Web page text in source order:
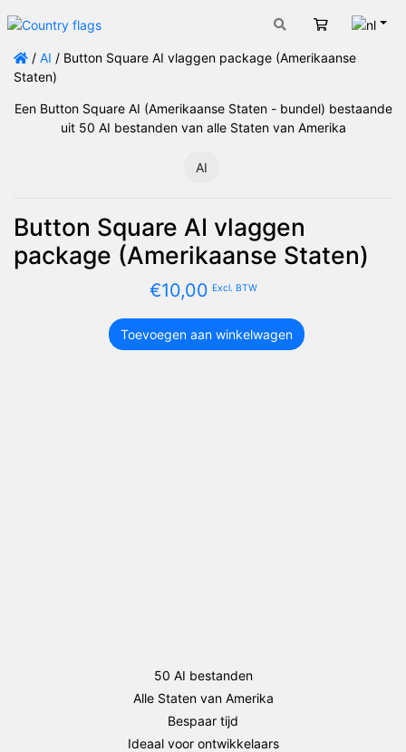
Winkelwagen
/ AI / Button Square AI vlaggen package (Amerikaanse
Staten)
Een Button Square AI (Amerikaanse Staten - bundel) bestaande
uit 50 AI bestanden van alle Staten van Amerika
AI
Button Square AI vlaggen
package (Amerikaanse Staten)
€10,00 Excl. BTW
Button
Toevoegen aan winkelwagen
50 AI bestanden
Alle Staten van Amerika
Bespaar tijd
Ideaal voor ontwikkelaars